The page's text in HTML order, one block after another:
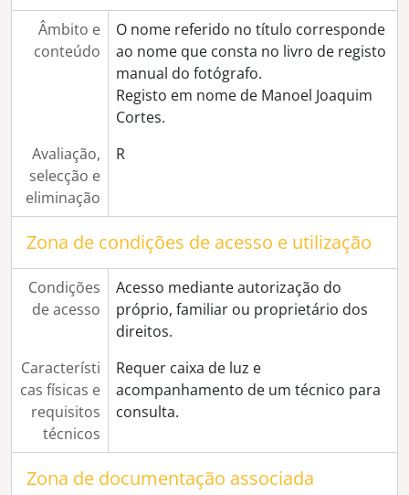
[Série] Igreja e Convento de S. Francisco
[Série] Estabelecimentos comerciais
[Série] Companhia de Seguros "A Pátria"
[Série] Escola de Regentes Agrícolas
[Série] Retratos de casamento
[Série] Fábrica dos Leões
[Série] Retratos de exterior
[Série] Tiragem da cortiça
[Série] Espingardaria Ramos
[Série] Exposição de mobílias alentejanas da Casa Correia
[Série] Estação de caminho de ferro
[Série] Loja Urbana, na Praça do Giraldo
[Série] Legado do Operário de Évora
[Série] Legado do Caixeiro Alentejano
[Série] Récitas e peças de teatro não identificadas
[Série] Escola Industrial (actual Escola Gabriel Pereira)
[Série] Oficina Évora-Auto
[Série] Lusitano Ginásio Club
[Série] Aspectos não identificados
Âmbito e
conteúdo
O nome referido no título corresponde
ao nome que consta no livro de registo
manual do fotógrafo.
Registo em nome de Manoel Joaquim
Cortes.
Avaliação,
selecção e
eliminação
R
Zona de condições de acesso e utilização
Condições
de acesso
Acesso mediante autorização do
próprio, familiar ou proprietário dos
direitos.
Característi
cas físicas e
requisitos
técnicos
Requer caixa de luz e
acompanhamento de um técnico para
consulta.
Zona de documentação associada